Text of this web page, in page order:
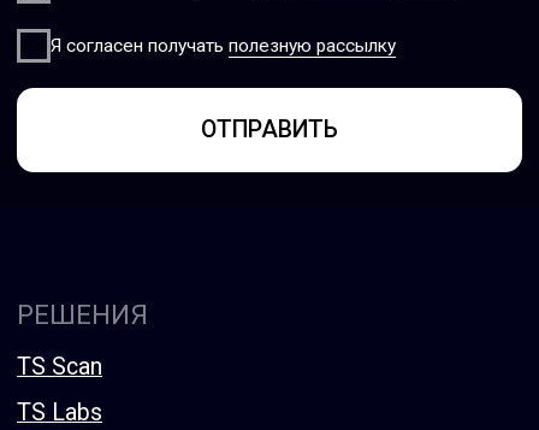
Вакансии
и государственных организаций